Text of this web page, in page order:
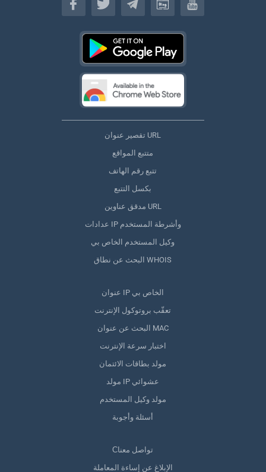
تقصير عنوان URL
متتبع المواقع
تتبع رقم الهاتف
بكسل التتبع
مدقق عناوين URL
عدادات IP وأشرطة المستخدم
وكيل المستخدم الخاص بي
البحث عن نطاق WHOIS
عنوان IP الخاص بي
تعقّب بروتوكول الإنترنت
البحث عن عنوان MAC
اختبار سرعة الإنترنت
مولد بطاقات الائتمان
مولد IP عشوائي
مولد وكيل المستخدم
أسئلة وأجوبة
Сتواصل معنا
الإبلاغ عن إساءة المعاملة